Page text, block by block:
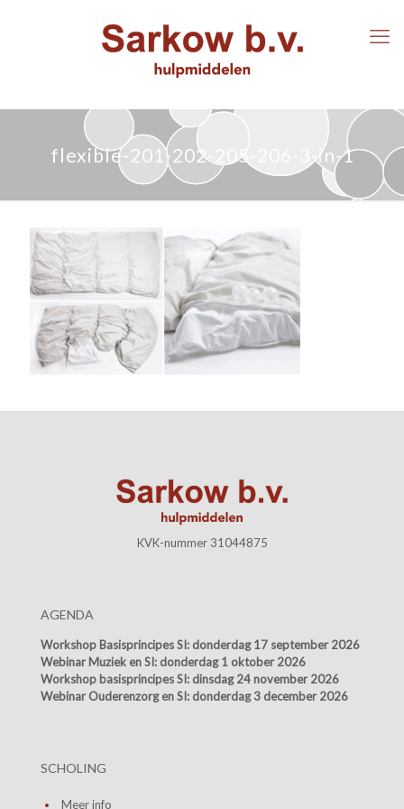
flexible-201-202-205-206-3-in-1
KVK-nummer 31044875
AGENDA
Workshop Basisprincipes SI: donderdag 17 september 2026
Webinar Muziek en SI: donderdag 1 oktober 2026
Workshop basisprincipes SI: dinsdag 24 november 2026
Webinar Ouderenzorg en SI: donderdag 3 december 2026
SCHOLING
Meer info